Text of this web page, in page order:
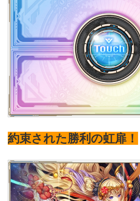
約束された勝利の虹扉！